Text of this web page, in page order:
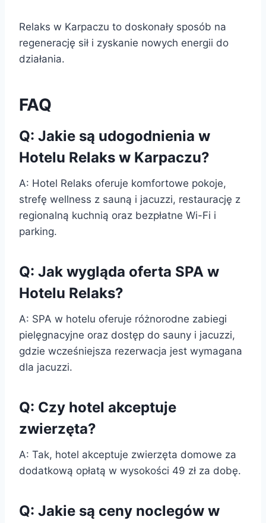
Relaks w Karpaczu to doskonały sposób na
regenerację sił i zyskanie nowych energii do
działania.
FAQ
Q: Jakie są udogodnienia w
Hotelu Relaks w Karpaczu?
A: Hotel Relaks oferuje komfortowe pokoje,
strefę wellness z sauną i jacuzzi, restaurację z
regionalną kuchnią oraz bezpłatne Wi-Fi i
parking.
Q: Jak wygląda oferta SPA w
Hotelu Relaks?
A: SPA w hotelu oferuje różnorodne zabiegi
pielęgnacyjne oraz dostęp do sauny i jacuzzi,
gdzie wcześniejsza rezerwacja jest wymagana
dla jacuzzi.
Q: Czy hotel akceptuje
zwierzęta?
A: Tak, hotel akceptuje zwierzęta domowe za
dodatkową opłatą w wysokości 49 zł za dobę.
Q: Jakie są ceny noclegów w